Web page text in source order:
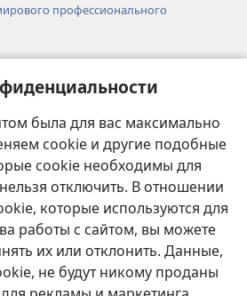
была для вас максимально
cookie и другие подобные
cookie необходимы для
отключить. В отношении
которые используются для
работы с сайтом, вы можете
их или отклонить. Данные,
не будут никому проданы
профессионального
Сторожевой башни